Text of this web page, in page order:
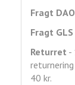
Fragt DAO
Fragt GLS
Returret -
40 kr.